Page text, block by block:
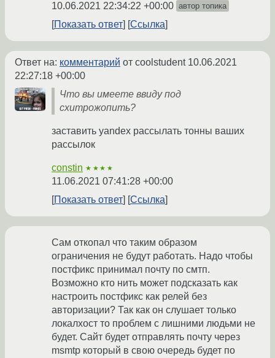
10.06.2021 22:34:22 +00:00 автор топика
Показать ответ Ссылка
Ответ на: комментарий от coolstudent 10.06.2021
22:27:18 +00:00
Что вы имеете ввиду под
схитрожопить?
заставить yandex рассылать тонны ваших
рассылок
constin ★★★★
11.06.2021 07:41:28 +00:00
Показать ответ
Ссылка
Сам откопал что таким образом
ограничения не будут работать. Надо чтобы
постфикс принимал почту по смтп.
Возможно кто нить может подсказать как
настроить постфикс как релей без
авторизации? Так как он слушает только
локалхост то проблем с лишними людьми не
будет. Сайт будет отправлять почту через
msmtp который в свою очередь будет по